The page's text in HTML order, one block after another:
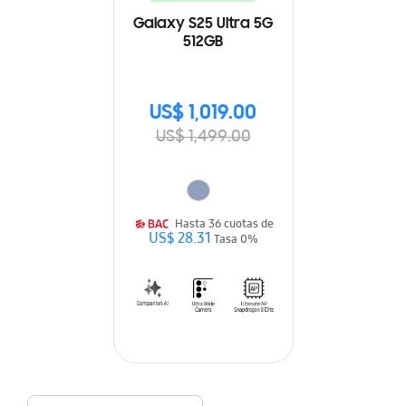
Galaxy S25 Ultra 5G
512GB
US$ 1,019.00
US$ 1,499.00
Hasta 36 cuotas de
US$ 28.31 Tasa 0%